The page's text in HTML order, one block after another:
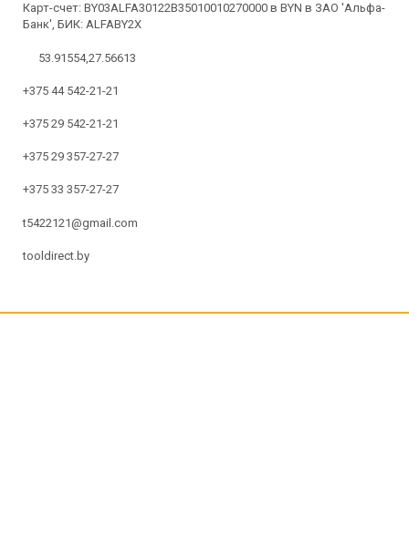
Карт-счет: BY03ALFA30122B35010010270000 в BYN в ЗАО 'Альфа-
Банк', БИК: ALFABY2X
53.91554,27.56613
+375 44 542-21-21
+375 29 542-21-21
+375 29 357-27-27
+375 33 357-27-27
t5422121@gmail.com
tooldirect.by